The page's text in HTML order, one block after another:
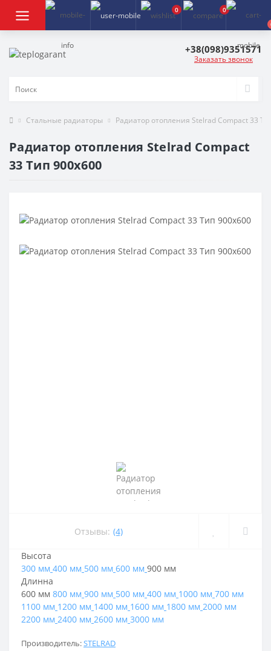
0
0
+38(098)9351571
Заказать звонок
Стальные радиаторы Радиатор отопления Stelrad Compact 33
Радиатор отопления Stelrad Compact
33 Тип 900х600
Отзывы: (4)
Производитель:STELRAD
Высота
300 мм 400 мм 500 мм 600 мм 900 мм
Длинна
600 мм 800 мм 900 мм 500 мм 400 мм 1000 мм 700 мм
1100 мм 1200 мм 1400 мм 1600 мм 1800 мм 2000 мм
2200 мм 2400 мм 2600 мм 3000 мм